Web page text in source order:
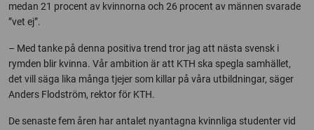
medan 21 procent av kvinnorna och 26 procent av männen svarade
”vet ej”.
– Med tanke på denna positiva trend tror jag att nästa svensk i
rymden blir kvinna. Vår ambition är att KTH ska spegla samhället,
det vill säga lika många tjejer som killar på våra utbildningar, säger
Anders Flodström, rektor för KTH.
De senaste fem åren har antalet nyantagna kvinnliga studenter vid